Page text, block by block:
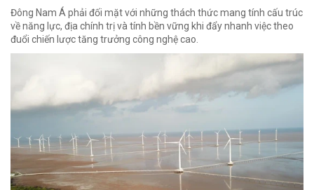
Đông Nam Á phải đối mặt với những thách thức mang tính cấu trúc
về năng lực, địa chính trị và tính bền vững khi đẩy nhanh việc theo
đuổi chiến lược tăng trưởng công nghệ cao.